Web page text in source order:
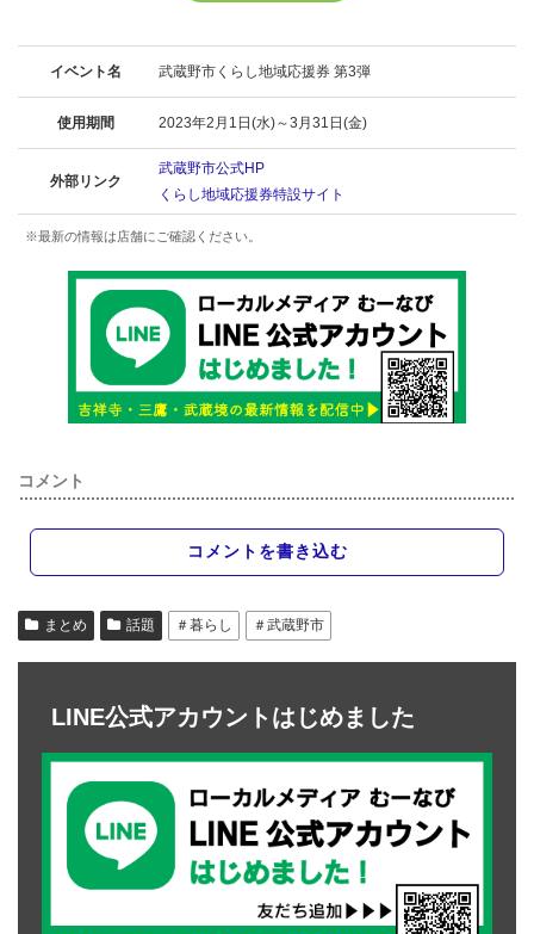
イベント名 武蔵野市くらし地域応援券 第3弾
使用期間 2023年2月1日(水)～3月31日(金)
外部リンク
武蔵野市公式HP
くらし地域応援券特設サイト
※最新の情報は店舗にご確認ください。
コメント
コメントを書き込む
まとめ 話題 ＃暮らし ＃武蔵野市
LINE公式アカウントはじめました